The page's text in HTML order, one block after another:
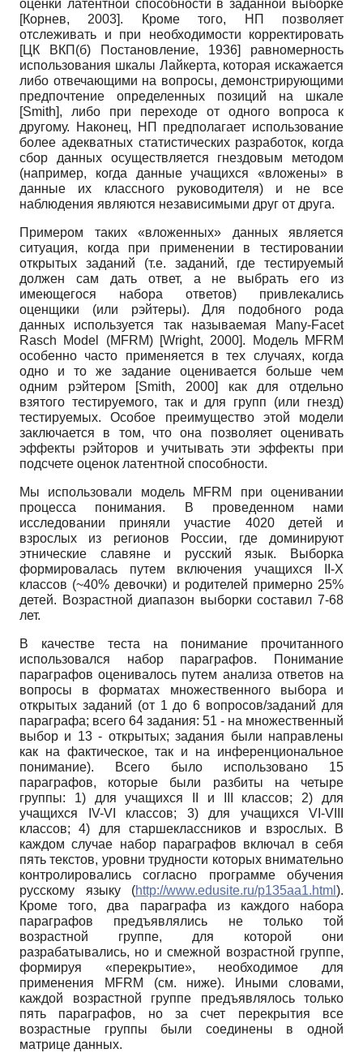
оценки латентной способности в заданной выборке
[Корнев, 2003]. Кроме того, НП позволяет
отслеживать и при необходимости корректировать
[ЦК ВКП(б) Постановление, 1936]
равномерность
использования шкалы Лайкерта, которая искажается
либо отвечающими на вопросы, демонстрирующими
предпочтение определенных позиций на шкале
[Smith], либо при переходе от одного вопроса к
другому. Наконец, НП предполагает использование
более адекватных статистических разработок, когда
сбор данных осуществляется гнездовым методом
(например, когда данные учащихся «вложены» в
данные их классного руководителя) и не все
наблюдения являются независимыми друг от друга.
Примером таких «вложенных» данных является
ситуация, когда при применении в тестировании
открытых заданий (т.е. заданий, где тестируемый
должен сам дать ответ, а не выбрать его из
имеющегося набора ответов) привлекались
оценщики (или рэйтеры). Для подобного рода
данных используется так называемая
Many-Facet
Rasch
Model (MFRM) [Wright, 2000]. Модель MFRM
особенно часто применяется в тех случаях, когда
одно и то же задание оценивается больше чем
одним рэйтером [Smith, 2000]
как для отдельно
взятого тестируемого, так и для групп (или гнезд)
тестируемых. Особое преимущество этой модели
заключается в том, что она позволяет оценивать
эффекты рэйторов и учитывать эти эффекты при
подсчете оценок латентной способности.
Мы использовали модель MFRM
при оценивании
процесса понимания. В проведенном нами
исследовании приняли участие 4020 детей и
взрослых из регионов России, где доминируют
этнические славяне и русский язык. Выборка
формировалась путем включения учащихся
II-X
классов (~40% девочки) и родителей примерно 25%
детей. Возрастной диапазон выборки составил 7-68
лет.
В качестве теста на понимание прочитанного
использовался набор параграфов. Понимание
параграфов оценивалось путем анализа ответов на
вопросы в форматах множественного выбора и
открытых заданий (от 1 до 6 вопросов/заданий для
параграфа; всего 64 задания: 51 - на множественный
выбор и 13 - открытых; задания были направлены
как на фактическое, так и на инференциональное
понимание). Всего было использовано 15
параграфов, которые были разбиты на четыре
группы: 1) для учащихся
и
классов; 2) для
учащихся
IV-VI классов; 3) для учащихся VI-VIII
классов; 4) для старшеклассников и взрослых. В
каждом случае набор параграфов включал в себя
пять текстов, уровни трудности которых внимательно
контролировались согласно программе обучения
русскому языку (http://www.edusite.ru/p135aa1.html ).
Кроме того, два параграфа из каждого набора
параграфов предъявлялись не только той
возрастной группе, для которой они
разрабатывались, но и смежной возрастной группе,
формируя «перекрытие», необходимое для
применения
MFRM (см. ниже). Иными словами,
каждой возрастной группе предъявлялось только
пять параграфов, но за счет перекрытия все
возрастные группы были соединены в одной
матрице данных.